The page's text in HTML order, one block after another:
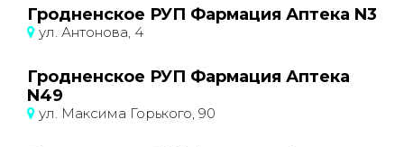
Гродненское РУП Фармация Аптека N3
ул. Антонова, 4
Гродненское РУП Фармация Аптека
N49
ул. Максима Горького, 90